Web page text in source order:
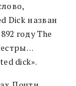
Dick назван
году The
dick».